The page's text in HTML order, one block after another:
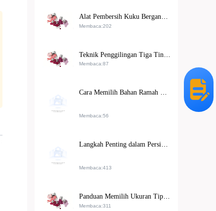
Membaca:202
Membaca:87
Membaca:56
Membaca:413
Membaca:311